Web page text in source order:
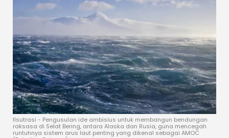
Ilsutrasi - Pengusulan ide ambisius untuk membangun bendungan
raksasa di Selat Bering, antara Alaska dan Rusia, guna mencegah
runtuhnya sistem arus laut penting yang dikenal sebagai AMOC